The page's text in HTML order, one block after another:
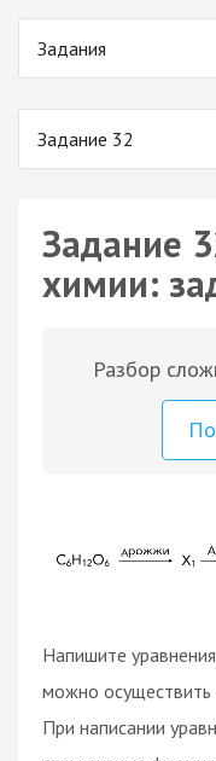
Задания
Задание 32
Задание
химии:
Разбор
Напишите
можно
При написании